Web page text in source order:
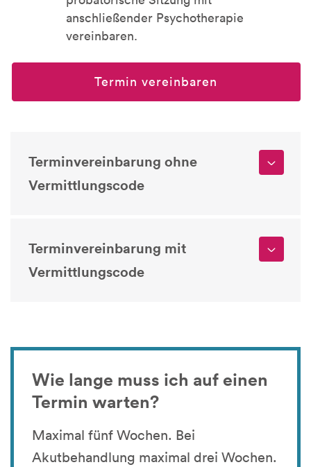
anschließender Psychotherapie
vereinbaren.
Termin vereinbaren
Terminvereinbarung ohne
Vermittlungscode
Terminvereinbarung mit
Vermittlungscode
Wie lange muss ich auf einen
Termin warten?
Maximal fünf Wochen. Bei
Akutbehandlung maximal drei Wochen.